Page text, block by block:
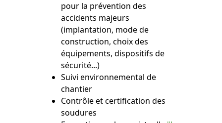
pour la prévention des
accidents majeurs
(implantation, mode de
construction, choix des
équipements, dispositifs de
sécurité...)
Suivi environnemental de
chantier
Contrôle et certification des
soudures